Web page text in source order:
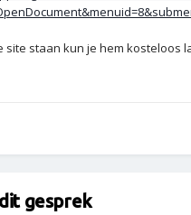
site staan kun je hem kosteloos
gesprek